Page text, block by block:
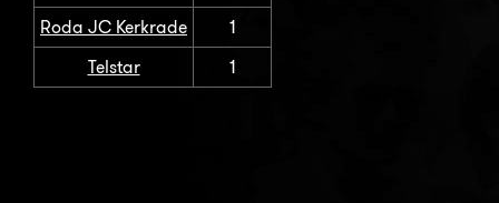
Roda JC Kerkrade
1
Telstar
1